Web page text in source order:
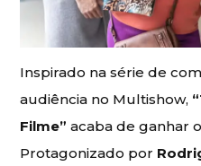
Inspirado na série de
audiência no Multishow,
Filme”acaba de ganhar
Protagonizado por